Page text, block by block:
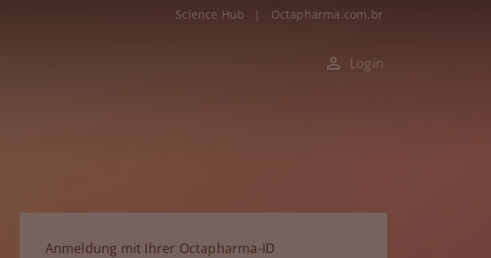
Science Hub | Octapharma.com.br
Login
Anmeldung mit Ihrer Octapharma-ID